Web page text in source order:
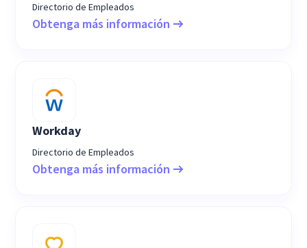
Directorio de Empleados
Obtenga más información
Workday
Directorio de Empleados
Obtenga más información